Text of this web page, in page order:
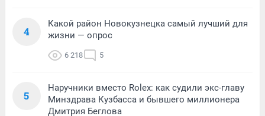
4
Какой район Новокузнецка самый лучший для
жизни — опрос
6 218 5
5
Наручники вместо Rolex: как судили экс-главу
Минздрава Кузбасса и бывшего миллионера
Дмитрия Беглова